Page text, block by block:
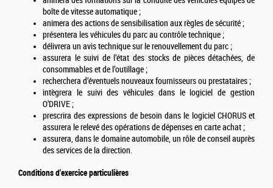
boîte de vitesse automatique ;
animera des actions de sensibilisation aux règles de sécurité ;
présentera les véhicules du parc au contrôle technique ;
délivrera un avis technique sur le renouvellement du parc ;
assurera le suivi de l’état des stocks de pièces détachées, de
consommables et de l’outillage ;
recherchera d’éventuels nouveaux fournisseurs ou prestataires ;
intègrera le suivi des véhicules dans le logiciel de gestion
O’DRIVE ;
prescrira des expressions de besoin dans le logiciel CHORUS et
assurera le relevé des opérations de dépenses en carte achat ;
assurera, dans le domaine automobile, un rôle de conseil auprès
des services de la direction.
Conditions d'exercice particulières